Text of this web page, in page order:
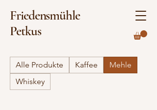
Friedensmühle
Petkus
Alle Produkte Kaffee
Mehle
Whiskey